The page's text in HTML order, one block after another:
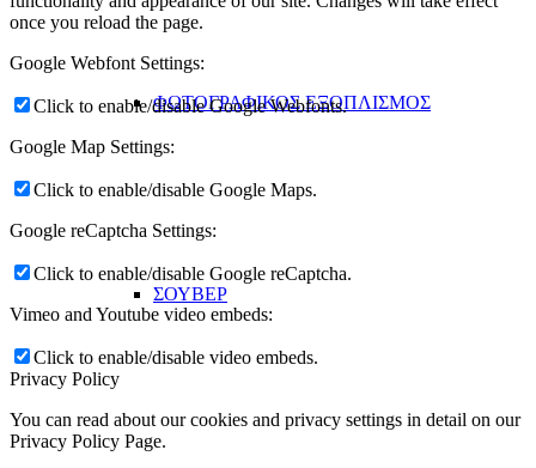
ΦΩΤΟΓΡΑΦΙΚΟΣ ΕΞΟΠΛΙΣΜΟΣ
ΣΟΥΒΕΡ
once you reload the page.
Google Webfont Settings:
Click to enable/disable Google Webfonts.
Google Map Settings:
Click to enable/disable Google Maps.
Google reCaptcha Settings:
Click to enable/disable Google reCaptcha.
Vimeo and Youtube video embeds:
Click to enable/disable video embeds.
Privacy Policy
You can read about our cookies and privacy settings in detail on our
Privacy Policy Page.